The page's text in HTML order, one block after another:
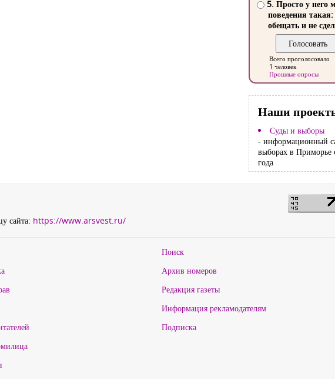
5. Просто у него
поведения такая:
обещать и не
Всего проголосовало
1 человек
Прошлые опросы
Наши
Суды и выборы
- информационный
выборах в Приморье
года
сайта: https://www.arsvest.ru/
Поиск
Архив номеров
Редакция газеты
Информация рекламодателям
Подписка